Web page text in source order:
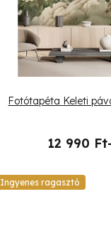
Fotótapéta Keleti
12 990
Ingyenes ragasztó